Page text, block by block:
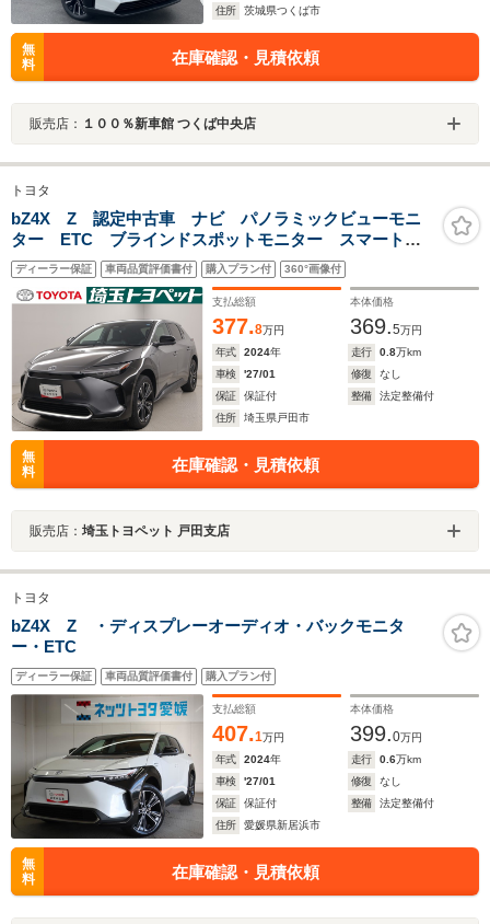
住所
茨城県つくば市
無
料
在庫確認・見積依頼
販売店： １００％新車館 つくば中央店
トヨタ
bZ4X Z 認定中古車 ナビ パノラミックビューモニ
ター ETC ブラインドスポットモニター スマートキ
ー2個
ディーラー保証 車両品質評価書付 購入プラン付 360°画像付
支払総額
377.8万円
本体価格
369.5万円
年式
2024年 走行 0.8万km
車検
'27/01 修復
なし
保証
保証付 整備
法定整備付
住所
埼玉県戸田市
無
料
在庫確認・見積依頼
販売店： 埼玉トヨペット 戸田支店
トヨタ
bZ4X Z ・ディスプレーオーディオ・バックモニタ
ー・ETC
ディーラー保証 車両品質評価書付 購入プラン付
支払総額
407.1万円
本体価格
399.0万円
年式
2024年 走行 0.6万km
車検
'27/01 修復
なし
保証
保証付 整備
法定整備付
住所
愛媛県新居浜市
無
料
在庫確認・見積依頼